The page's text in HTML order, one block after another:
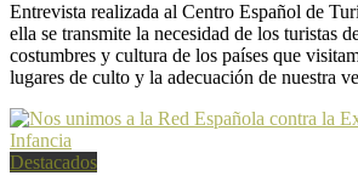
Entrevista realizada al Centro Español de
ella se transmite la necesidad de los turistas
costumbres y cultura de los países que
lugares de culto y la adecuación de nuestra
Destacados